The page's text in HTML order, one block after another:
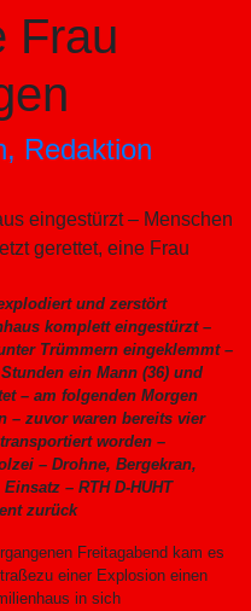
Frau
Redaktion
und zerstört
komplett eingestürzt –
Trümmern eingeklemmt –
ein Mann (36) und
– am folgenden Morgen
– zuvor waren bereits vier
worden –
– Drohne, Bergekran,
– RTH D-HUHT
zurück
Freitagabend kam es
einer Explosion einen
in sich